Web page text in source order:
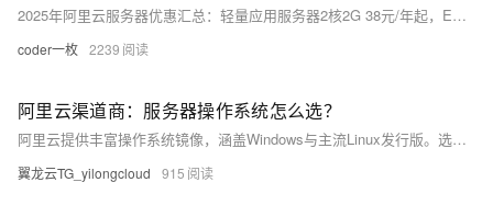
2025年阿里云服务器优惠汇总：轻量应用服务器2核2G 38元/年起，ECS 2核2G 99元/年，2核4G 199元/年，4核16G 89元/月，8核32G 160元/月，香港轻量25元/月起，新老用户同享，续费同价。
coder一枚 2239
阿里云渠道商：服务器操作系统怎么选？
阿里云提供丰富操作系统镜像，涵盖Windows与主流Linux发行版。选型需综合技术兼容性、运维成本、安全稳定等因素。推荐Alibaba Cloud Linux、Ubuntu等用于Web与容器场景，Windows Server支撑.NET应用。建议优先选用LTS版本并进行测试验证，通过标准化镜像管理提升部署效率与一致性。
翼龙云TG_yilongcloud 915